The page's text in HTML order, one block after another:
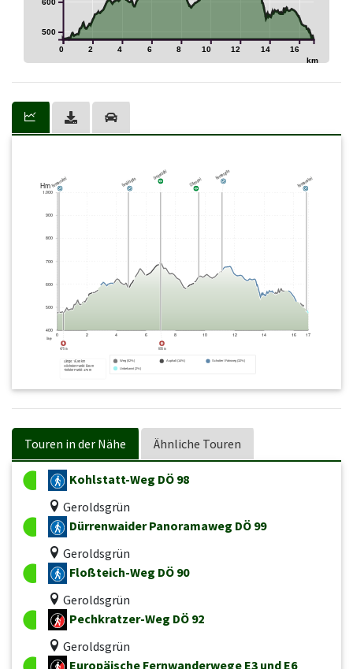
0 2 4 6 8 10 12 14 16
km
500
Touren in der Nähe Ähnliche Touren
Kohlstatt-Weg DÖ 98
Geroldsgrün
Dürrenwaider Panoramaweg DÖ 99
Geroldsgrün
Floßteich-Weg DÖ 90
Geroldsgrün
Pechkratzer-Weg DÖ 92
Geroldsgrün
Europäische Fernwanderwege E3 und E6